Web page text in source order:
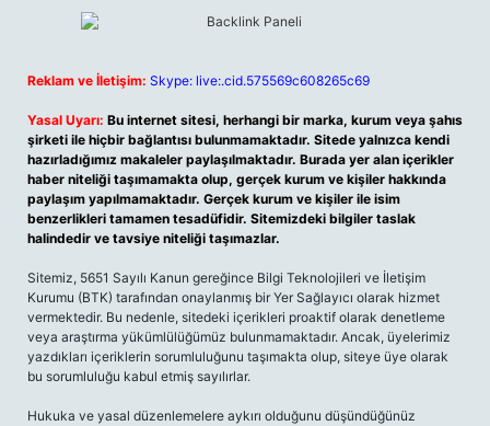
Reklam ve İletişim: Skype: live:.cid.575569c608265c69
Yasal Uyarı: Bu internet sitesi, herhangi bir marka, kurum veya şahıs
şirketi ile hiçbir bağlantısı bulunmamaktadır. Sitede yalnızca kendi
hazırladığımız makaleler paylaşılmaktadır. Burada yer alan içerikler
haber niteliği taşımamakta olup, gerçek kurum ve kişiler hakkında
paylaşım yapılmamaktadır. Gerçek kurum ve kişiler ile isim
benzerlikleri tamamen tesadüfidir. Sitemizdeki bilgiler taslak
halindedir ve tavsiye niteliği taşımazlar.
Sitemiz, 5651 Sayılı Kanun gereğince Bilgi Teknolojileri ve İletişim
Kurumu (BTK) tarafından onaylanmış bir Yer Sağlayıcı olarak hizmet
vermektedir. Bu nedenle, sitedeki içerikleri proaktif olarak denetleme
veya araştırma yükümlülüğümüz bulunmamaktadır. Ancak, üyelerimiz
yazdıkları içeriklerin sorumluluğunu taşımakta olup, siteye üye olarak
bu sorumluluğu kabul etmiş sayılırlar.
Hukuka ve yasal düzenlemelere aykırı olduğunu düşündüğünüz